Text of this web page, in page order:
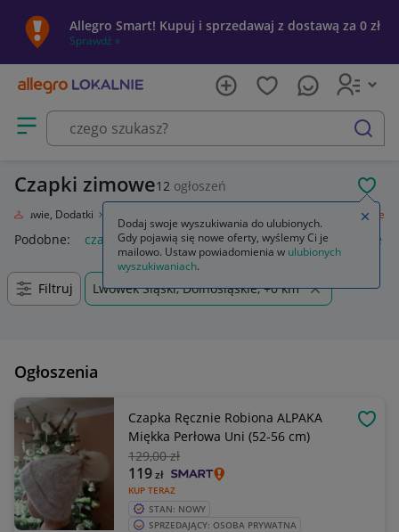
Allegro Smart! Kupuj i sprzedawaj z dostawą za 0 zł
Sprawdź »
Otwórz menu z kategoriami
szukaj
Czapki zimowe12 ogłoszeń
Obuwie, Dodatki Czapki zimowe
Podobne: czapki zimowe kolorowe damskie czapki zimowe
Filtruj Lwówek Śląski, Dolnośląskie, +0 km
Ogłoszenia
Czapka Ręcznie Robiona ALPAKA
Miękka Perłowa Uni (52-56 cm)
129,00 zł
KUP TERAZ
119zł
STAN: NOWY
SPRZEDAJĄCY: OSOBA PRYWATNA
Dodaj swoje wyszukiwania do ulubionych.
Gdy pojawią się nowe oferty, wyślemy Ci je
mailowo. Ustaw powiadomienia w ulubionych
wyszukiwaniach.